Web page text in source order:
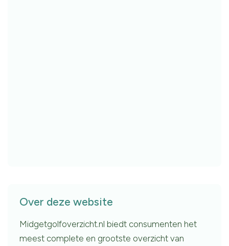
Over deze website
Midgetgolfoverzicht.nl biedt consumenten het
meest complete en grootste overzicht van